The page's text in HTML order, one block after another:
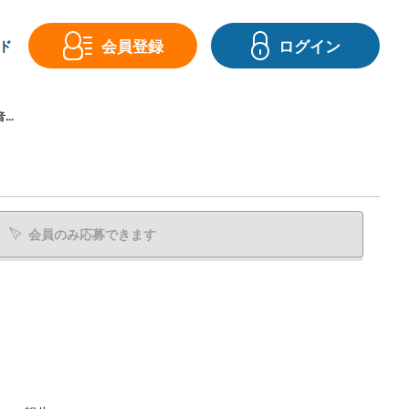
会員登録 ログイン
...
会員のみ応募できます